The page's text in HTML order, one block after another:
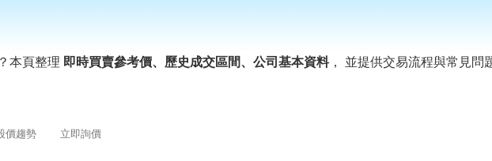
本頁整理 即時買賣參考價、歷史成交區間、公司基本資料， 並提供交易流程與常見問
價趨勢 立即詢價